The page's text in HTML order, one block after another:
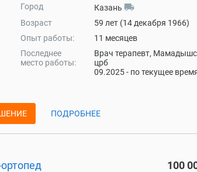
Город Казань local_shipping
Возраст
59 лет (14 декабря 1966)
Опыт работы:
11 месяцев
Последнее
место работы:
Врач терапевт,
црб
09.2025 - по текущее
ПОДРОБНЕЕ
100